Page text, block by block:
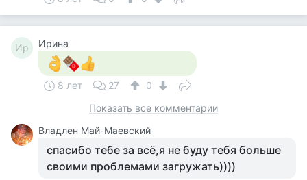
Ир Ирина
8 лет 27
0
Показать все комментарии
Владлен Май-Маевский
спасибо тебе за всё,я не буду тебя больше
своими проблемами загружать))))